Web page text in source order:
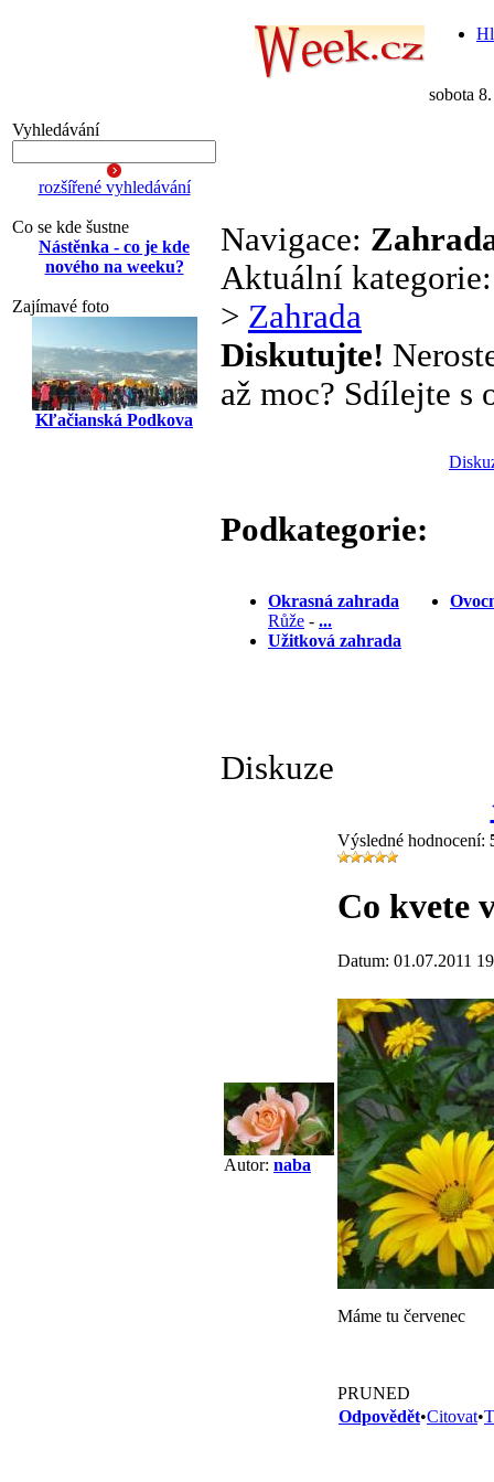
sobota
Vyhledávání
rozšířené vyhledávání
Co se kde šustne
Nástěnka - co je kde
nového na weeku?
Zajímavé foto
Kľačianská Podkova
Navigace:
Aktuální
> Zahrada
Diskutujte!
až moc? Sdílejte s
Podkategorie:
Okrasná zahrada
Růže - ...
Užitková zahrada
Diskuze
Autor: naba
Výsledné hodnocení:
Co kvete
Datum: 01.07.2011
Máme tu červenec
PRUNED
Odpovědět•Citovat•